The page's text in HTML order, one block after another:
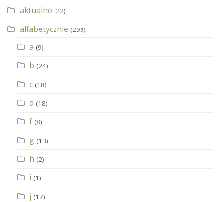
aktualne (22)
alfabetycznie (299)
a (9)
b (24)
c (18)
d (18)
f (8)
g (13)
h (2)
i (1)
j (17)